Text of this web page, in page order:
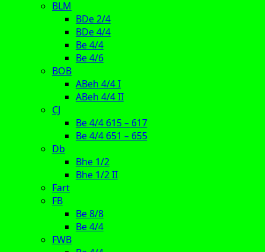
BLM
BDe 2/4
BDe 4/4
Be 4/4
Be 4/6
BOB
ABeh 4/4 I
ABeh 4/4 II
CJ
Be 4/4 615 – 617
Be 4/4 651 – 655
Db
Bhe 1/2
Bhe 1/2 II
Fart
FB
Be 8/8
Be 4/4
FWB